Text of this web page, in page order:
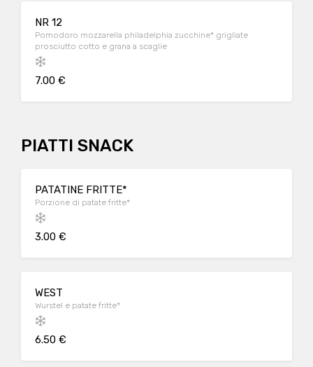
NR 12
Pomodoro mozzarella philadelphia zucchine* grigliate
prosciutto cotto e grana a scaglie
7.00 €
PIATTI SNACK
PATATINE FRITTE*
Porzione di patate fritte*
3.00 €
WEST
Wurstel e patate fritte*
6.50 €